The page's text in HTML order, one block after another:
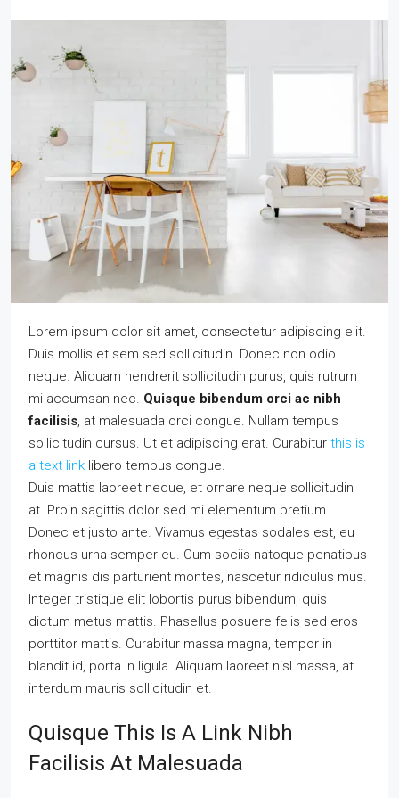
Lorem ipsum dolor sit amet, consectetur adipiscing elit.
Duis mollis et sem sed sollicitudin. Donec non odio
neque. Aliquam hendrerit sollicitudin purus, quis rutrum
mi accumsan nec. Quisque bibendum orci ac nibh
facilisis, at malesuada orci congue. Nullam tempus
sollicitudin cursus. Ut et adipiscing erat. Curabitur this is
a text link libero tempus congue.
Duis mattis laoreet neque, et ornare neque sollicitudin
at. Proin sagittis dolor sed mi elementum pretium.
Donec et justo ante. Vivamus egestas sodales est, eu
rhoncus urna semper eu. Cum sociis natoque penatibus
et magnis dis parturient montes, nascetur ridiculus mus.
Integer tristique elit lobortis purus bibendum, quis
dictum metus mattis. Phasellus posuere felis sed eros
porttitor mattis. Curabitur massa magna, tempor in
blandit id, porta in ligula. Aliquam laoreet nisl massa, at
interdum mauris sollicitudin et.
Quisque This Is A Link Nibh
Facilisis At Malesuada